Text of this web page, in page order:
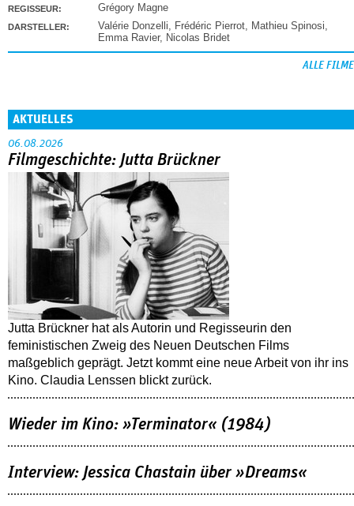
REGISSEUR: Grégory Magne
DARSTELLER: Valérie Donzelli Frédéric Pierrot Mathieu Spinosi
Emma Ravier, Nicolas Bridet
ALLE FILME
AKTUELLES
06.08.2026
Filmgeschichte: Jutta Brückner
Jutta Brückner hat als Autorin und Regisseurin den
feministischen Zweig des Neuen Deutschen Films
maßgeblich geprägt. Jetzt kommt eine neue Arbeit von ihr ins
Kino. Claudia Lenssen blickt zurück.
Wieder im Kino: »Terminator« (1984)
Interview: Jessica Chastain über »Dreams«